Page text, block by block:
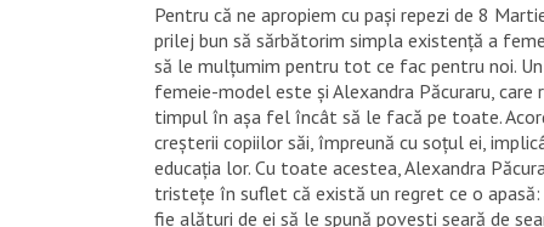
Pentru că ne apropiem cu pași repezi de 8
prilej bun să sărbătorim simpla existență a
să le mulțumim pentru tot ce fac pentru noi.
femeie-model este și Alexandra Păcuraru,
timpul în așa fel încât să le facă pe toate.
creșterii copiilor săi, împreună cu soțul ei,
educația lor. Cu toate acestea, Alexandra
tristețe în suflet că există un regret ce o
fie alături de ei să le spună povești seară de